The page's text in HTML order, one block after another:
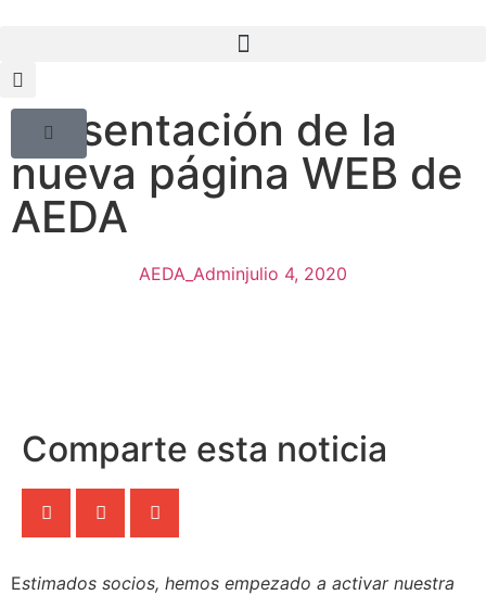
Presentación de la
nueva página WEB de
AEDA
AEDA_Adminjulio 4, 2020
Comparte esta noticia
Estimados socios, hemos empezado a activar nuestra